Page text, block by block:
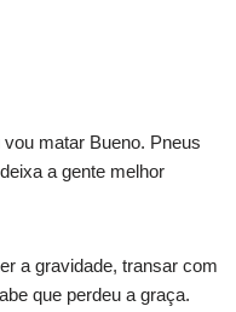
matar Bueno. Pneus
a gente melhor
a gravidade, transar com
que perdeu a graça.